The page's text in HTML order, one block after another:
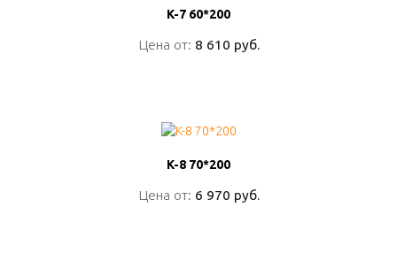
K-7 60*200
Цена от: 8 610 руб.
K-7 60*200
Цена от: 8 610 руб.
K-8 70*200
Цена от: 6 970 руб.
K-8 70*200
Цена от: 6 970 руб.